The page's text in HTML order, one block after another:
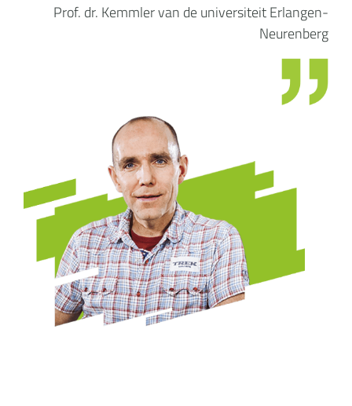
Prof. dr. Kemmler van de universiteit Erlangen-
Neurenberg